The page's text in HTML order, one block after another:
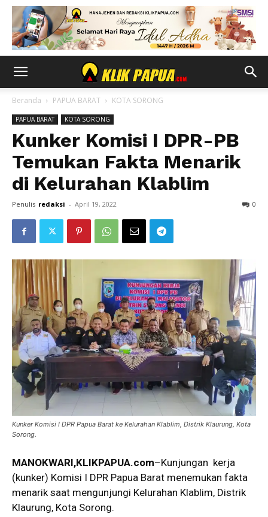
Beranda PAPUA BARAT KOTA SORONG
PAPUA BARAT KOTA SORONG
Kunker Komisi I DPR-PB
Temukan Fakta Menarik
di Kelurahan Klablim
Penulis redaksi - April 19, 2022 0
Kunker Komisi I DPR Papua Barat ke Kelurahan Klablim, Distrik Klaurung, Kota
Sorong.
MANOKWARI,KLIKPAPUA.com–Kunjungan kerja
(kunker) Komisi I DPR Papua Barat menemukan fakta
menarik saat mengunjungi Kelurahan Klablim, Distrik
Klaurung, Kota Sorong.